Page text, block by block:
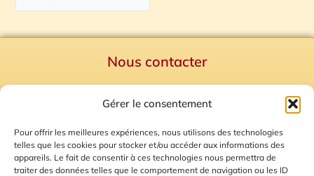
Gérer le consentement
Pour offrir les meilleures expériences, nous utilisons des technologies
telles que les cookies pour stocker et/ou accéder aux informations des
appareils. Le fait de consentir à ces technologies nous permettra de
traiter des données telles que le comportement de navigation ou les ID
Nous contacter
Mentions Légales
Plan du site
Gestion des Cookies